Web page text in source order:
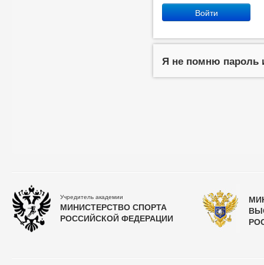
Войти
Я не помню пароль
Учредитель академии
МИНИСТЕРСТВО СПОРТА
РОССИЙСКОЙ ФЕДЕРАЦИИ